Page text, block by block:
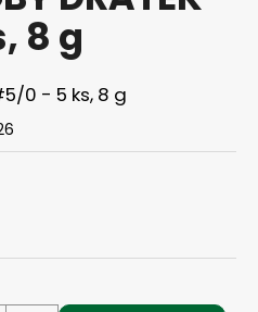
8 g
#5/0 - 5 ks, 8 g